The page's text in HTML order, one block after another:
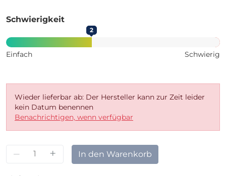
Schwierigkeit
2
Einfach Schwierig
Wieder lieferbar ab: Der Hersteller kann zur Zeit leider
kein Datum benennen
Benachrichtigen, wenn verfügbar
– + In den Warenkorb